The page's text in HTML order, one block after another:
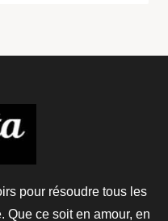
pour résoudre tous les
Que ce soit en amour, en